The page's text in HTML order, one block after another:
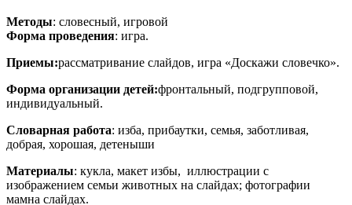
Методы: словесный, игровой
Форма проведения: игра.
Приемы:рассматривание слайдов, игра «Доскажи словечко».
Форма организации детей:фронтальный, подгрупповой,
индивидуальный.
Словарная работа: изба, прибаутки, семья, заботливая,
добрая, хорошая, детеныши
Материалы: кукла, макет избы, иллюстрации с
изображением семьи животных на слайдах; фотографии
мамна слайдах.